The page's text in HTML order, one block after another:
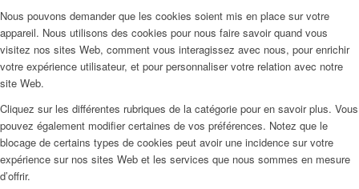
Nous pouvons demander que les cookies soient mis en place sur votre
appareil. Nous utilisons des cookies pour nous faire savoir quand vous
visitez nos sites Web, comment vous interagissez avec nous, pour enrichir
votre expérience utilisateur, et pour personnaliser votre relation avec notre
site Web.
Cliquez sur les différentes rubriques de la catégorie pour en savoir plus. Vous
pouvez également modifier certaines de vos préférences. Notez que le
blocage de certains types de cookies peut avoir une incidence sur votre
expérience sur nos sites Web et les services que nous sommes en mesure
d’offrir.